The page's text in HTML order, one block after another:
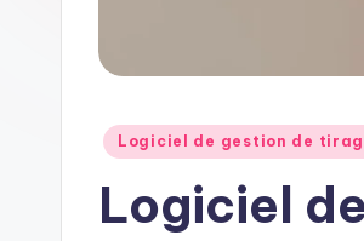
Posted
Logiciel de gestion de
Logiciel